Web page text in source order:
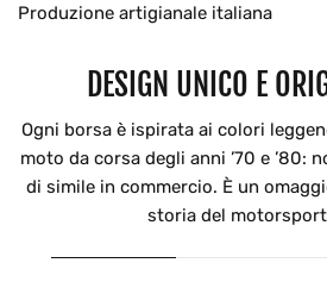
Produzione artigianale italiana
DESIGN UNICO E
Ogni borsa è ispirata ai colori
moto da corsa degli anni ’70 e ’80:
di simile in commercio. È un
storia del